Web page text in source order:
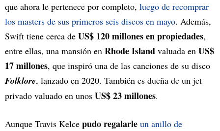
que ahora le pertenece por completo, luego de recomprar
los masters de sus primeros seis discos en mayo. Además,
Swift tiene cerca de US$ 120 millones en propiedades,
entre ellas, una mansión en Rhode Island valuada en US$
17 millones, que inspiró una de las canciones de su disco
Folklore, lanzado en 2020. También es dueña de un jet
privado valuado en unos US$ 23 millones.
Aunque Travis Kelce pudo regalarle un anillo de